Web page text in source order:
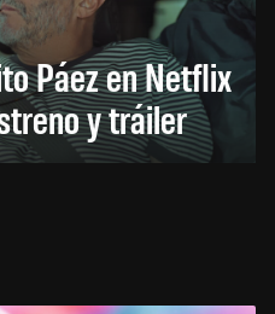
Páez en Netflix
y tráiler